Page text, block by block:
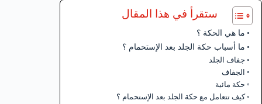
ستقرأ في هذا المقال
ما هي الحكة ؟
ما أسباب حكة الجلد بعد الإستحمام ؟
جفاف الجلد
الجفاف
حكة مائية
كيف تتعامل مع حكة الجلد بعد الإستحمام ؟